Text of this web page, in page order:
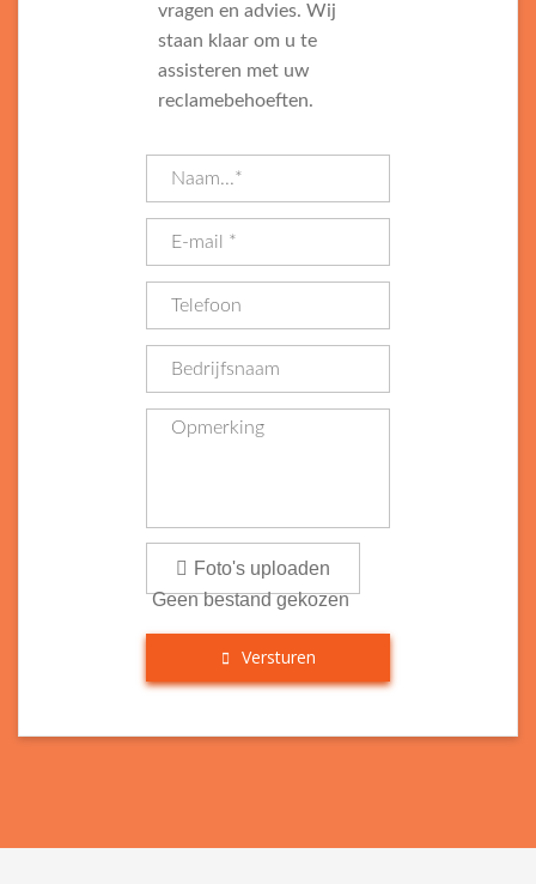
vragen en advies. Wij
staan klaar om u te
assisteren met uw
reclamebehoeften.
Foto's uploaden
Geen bestand gekozen
Versturen